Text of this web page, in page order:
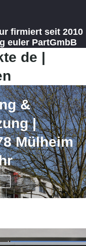
firmiert seit 2010
euler PartGmbB
de |
&
|
Mülheim